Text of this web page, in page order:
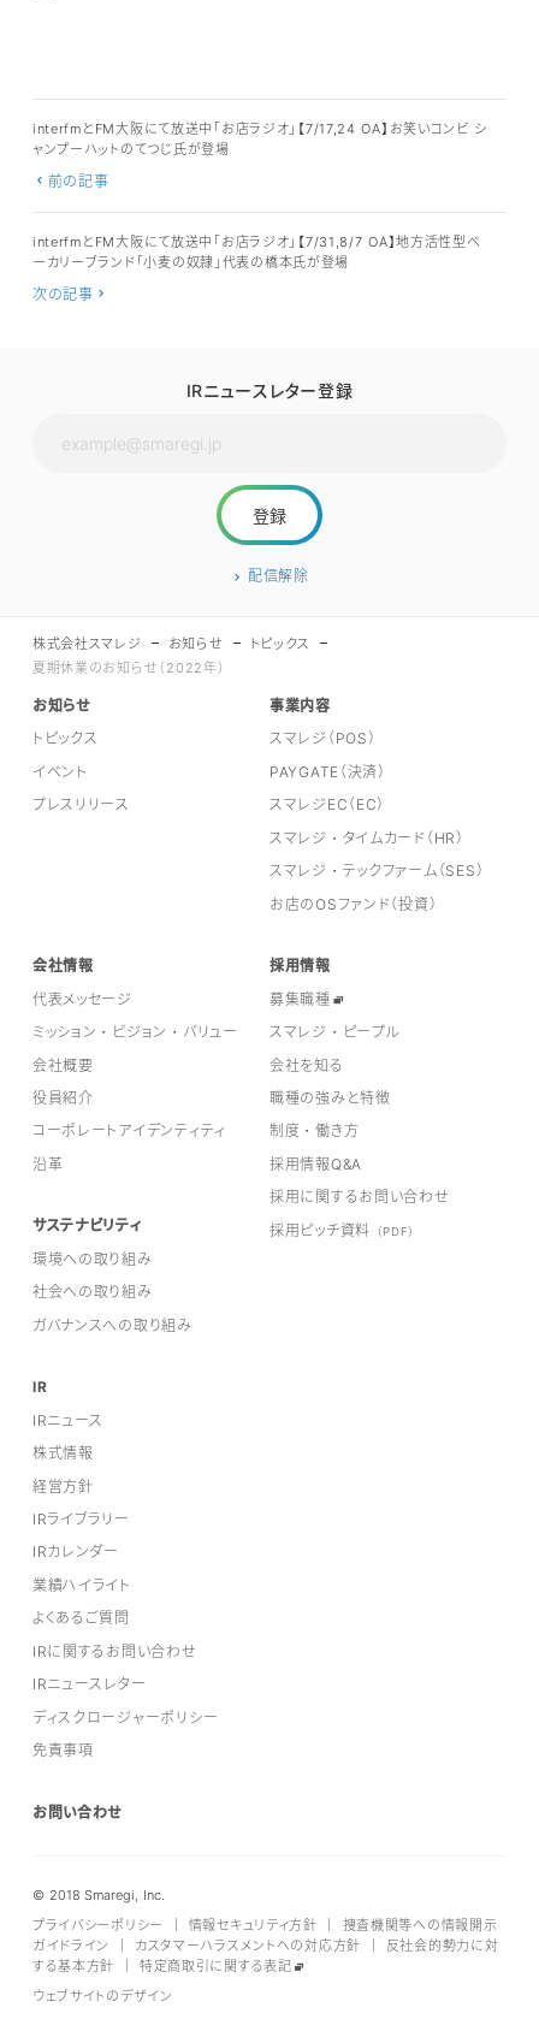
interfmとFM大阪にて放送中「お店ラジオ」【7/17,24 OA】お笑いコンビ シ
ャンプーハットのてつじ氏が登場
前の記事
interfmとFM大阪にて放送中「お店ラジオ」【7/31,8/7 OA】地方活性型ベ
ーカリーブランド「小麦の奴隷」代表の橋本氏が登場
次の記事
IRニュースレター登録
配信解除
株式会社スマレジ お知らせ
トピックス
夏期休業のお知らせ（2022年）
お知らせ
トピックス
イベント
プレスリリース
事業内容
スマレジ（POS）
PAYGATE（決済）
スマレジEC（EC）
スマレジ・タイムカード（HR）
スマレジ・テックファーム（SES）
お店のOSファンド（投資）
会社情報
代表メッセージ
ミッション・ビジョン・バリュー
会社概要
役員紹介
コーポレートアイデンティティ
沿革
サステナビリティ
環境への取り組み
社会への取り組み
ガバナンスへの取り組み
採用情報
募集職種
スマレジ・ピープル
会社を知る
職種の強みと特徴
制度・働き方
採用情報Q&A
採用に関するお問い合わせ
採用ピッチ資料
（PDF）
IR
IRニュース
株式情報
経営方針
IRライブラリー
IRカレンダー
業績ハイライト
よくあるご質問
IRに関するお問い合わせ
IRニュースレター
ディスクロージャーポリシー
免責事項
お問い合わせ
© 2018 Smaregi, Inc.
プライバシーポリシー
情報セキュリティ方針
捜査機関等への情報開示
ガイドライン
カスタマーハラスメントへの対応方針
反社会的勢力に対
する基本方針
特定商取引に関する表記
ウェブサイトのデザイン